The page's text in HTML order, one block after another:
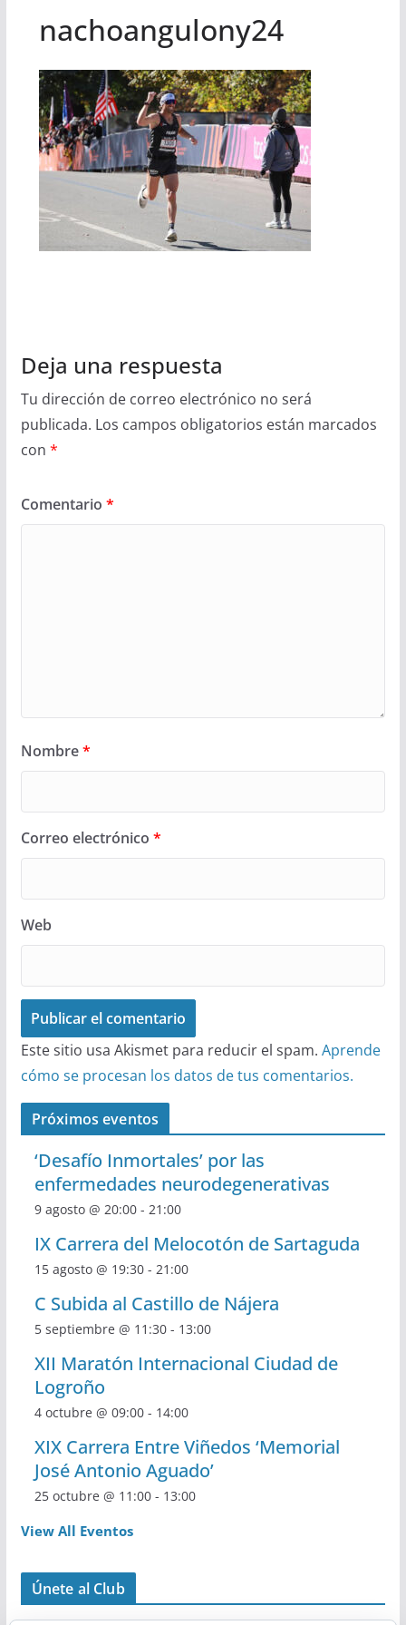
nachoangulony24
Deja una respuesta
Tu dirección de correo electrónico no será
publicada. Los campos obligatorios están marcados
con *
Comentario *
Nombre*
Correo electrónico *
Web
Este sitio usa Akismet para reducir el spam. Aprende
cómo se procesan los datos de tus comentarios.
Próximos eventos
‘Desafío Inmortales’ por las
enfermedades neurodegenerativas
9 agosto @ 20:00- 21:00
IX Carrera del Melocotón de Sartaguda
15 agosto @ 19:30- 21:00
C Subida al Castillo de Nájera
5 septiembre @ 11:30- 13:00
XII Maratón Internacional Ciudad de
Logroño
4 octubre @ 09:00- 14:00
XIX Carrera Entre Viñedos ‘Memorial
José Antonio Aguado’
25 octubre @ 11:00- 13:00
View All Eventos
Únete al Club